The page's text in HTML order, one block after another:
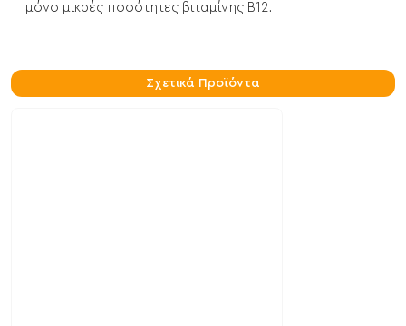
μόνο μικρές ποσότητες βιταμίνης Β12.
Σχετικά Προϊόντα